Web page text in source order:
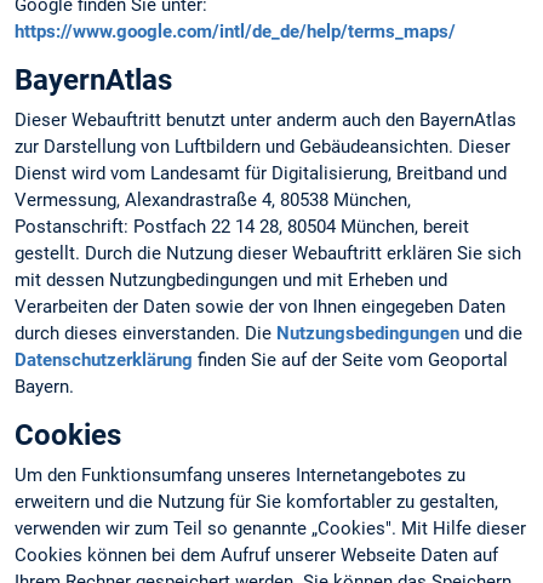
https://www.google.com/intl/de_de/help/terms_maps/
BayernAtlas
Dieser Webauftritt benutzt unter anderm auch den BayernAtlas
zur Darstellung von Luftbildern und Gebäudeansichten. Dieser
Dienst wird vom Landesamt für Digitalisierung, Breitband und
Vermessung, Alexandrastraße 4, 80538 München,
Postanschrift: Postfach 22 14 28, 80504 München, bereit
gestellt. Durch die Nutzung dieser Webauftritt erklären Sie sich
mit dessen Nutzungbedingungen und mit Erheben und
Verarbeiten der Daten sowie der von Ihnen eingegeben Daten
durch dieses einverstanden. Die Nutzungsbedingungen und die
Datenschutzerklärung finden Sie auf der Seite vom Geoportal
Bayern.
Cookies
Um den Funktionsumfang unseres Internetangebotes zu
erweitern und die Nutzung für Sie komfortabler zu gestalten,
verwenden wir zum Teil so genannte „Cookies". Mit Hilfe dieser
Cookies können bei dem Aufruf unserer Webseite Daten auf